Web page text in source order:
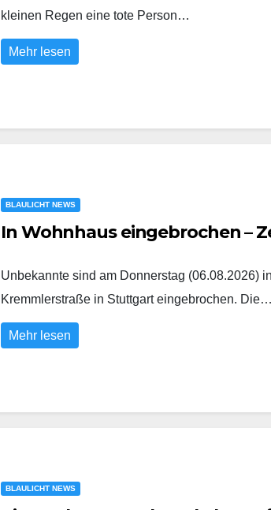
kleinen Regen eine tote Person…
Mehr lesen
BLAULICHT NEWS
In Wohnhaus eingebrochen –
Unbekannte sind am Donnerstag (06.08.2026)
Kremmlerstraße in Stuttgart eingebrochen. Die…
Mehr lesen
BLAULICHT NEWS